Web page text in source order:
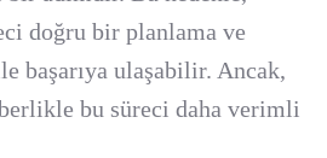
doğru bir planlama ve
başarıya ulaşabilir. Ancak,
bu süreci daha verimli